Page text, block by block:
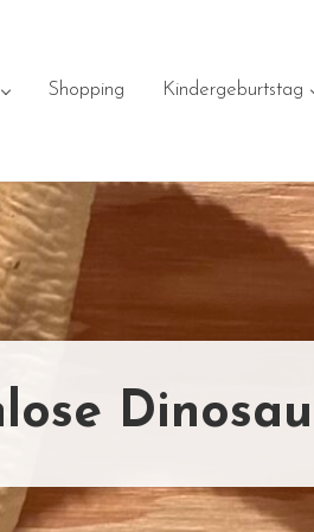
Shopping Kindergeburtstag